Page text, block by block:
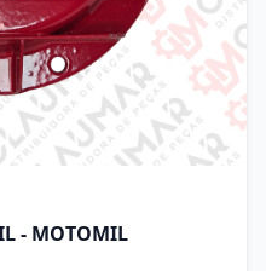
- MOTOMIL